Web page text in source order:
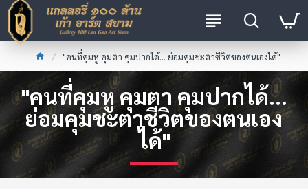
"คนที่คุมหู คุมตา คุมปากได้... ย่อมคุมชะตาชีวิตของตนเองได้"
"คนที่คุมหู คุมตา คุมปากได้...
ย่อมคุมชะตาชีวิตของตนเอง
ได้"